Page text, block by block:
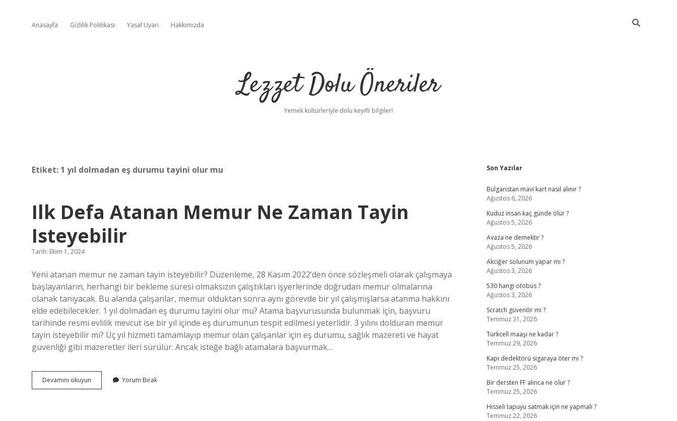
Anasayfa Gizlilik Politikası Yasal Uyarı Hakkımızda
Lezzet Dolu Öneriler
Yemek kültürleriyle dolu keyifli bilgiler!
Etiket: 1 yıl dolmadan eş durumu tayini olur mu
Ilk Defa Atanan Memur Ne Zaman Tayin
Isteyebilir
Tarih: Ekim 1, 2024
Yeni atanan memur ne zaman tayin isteyebilir? Düzenleme, 28 Kasım 2022’den önce sözleşmeli olarak çalışmaya
başlayanların, herhangi bir bekleme süresi olmaksızın çalıştıkları işyerlerinde doğrudan memur olmalarına
olanak tanıyacak. Bu alanda çalışanlar, memur olduktan sonra aynı görevde bir yıl çalışmışlarsa atanma hakkını
elde edebilecekler. 1 yıl dolmadan eş durumu tayini olur mu? Atama başvurusunda bulunmak için, başvuru
tarihinde resmi evlilik mevcut ise bir yıl içinde eş durumunun tespit edilmesi yeterlidir. 3 yılını dolduran memur
tayin isteyebilir mi? Üç yıl hizmeti tamamlayıp memur olan çalışanlar için eş durumu, sağlık mazereti ve hayat
güvenliği gibi mazeretler ileri sürülür. Ancak isteğe bağlı atamalara başvurmak…
Devamını okuyun
Defa
Yorum Bırak
Sidebar
Son Yazılar
Bulgaristan mavi kart nasıl alınır ?
Ağustos 6, 2026
Kuduz insan kaç günde ölür ?
Ağustos 5, 2026
Avaza ne demektir ?
Ağustos 5, 2026
Akciğer solunum yapar mı ?
Ağustos 3, 2026
530 hangi otobüs ?
Ağustos 3, 2026
Scratch güvenilir mi ?
Temmuz 31, 2026
Turkcell maaşı ne kadar ?
Temmuz 29, 2026
Kapı dedektörü sigaraya öter mi ?
Temmuz 25, 2026
Bir dersten FF alınca ne olur ?
Temmuz 25, 2026
Hisseli tapuyu satmak için ne yapmalı ?
Temmuz 22, 2026
betci